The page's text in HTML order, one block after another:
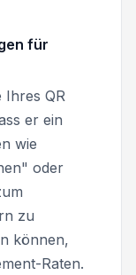
für
Ihres QR
er ein
wie
oder
zu
können,
Raten.